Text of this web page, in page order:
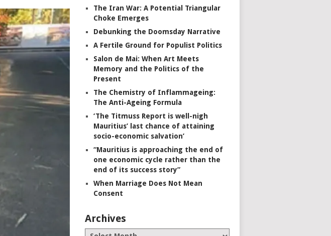
The Iran War: A Potential Triangular
Choke Emerges
Debunking the Doomsday Narrative
A Fertile Ground for Populist Politics
Salon de Mai: When Art Meets
Memory and the Politics of the
Present
The Chemistry of Inflammageing:
The Anti-Ageing Formula
‘The Titmuss Report is well-nigh
Mauritius’ last chance of attaining
socio-economic salvation’
“Mauritius is approaching the end of
one economic cycle rather than the
end of its success story”
When Marriage Does Not Mean
Consent
Archives